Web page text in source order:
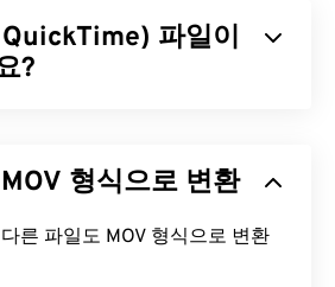
Systems Format)
너 형식은 WMV 파일을 캡슐화하
레이어는 WMV(및 ASF) 파일을
다. WMV 파일을 여는 데 가장 좋
파일이
?
. 멀티미디어 파일을 사용자 기기
특징 중 하나는 동영상 "아톰"과
를 저장하여 파일의 고도로 세
다른 파일을 MOV 형식으로 변환
형식으로 변환